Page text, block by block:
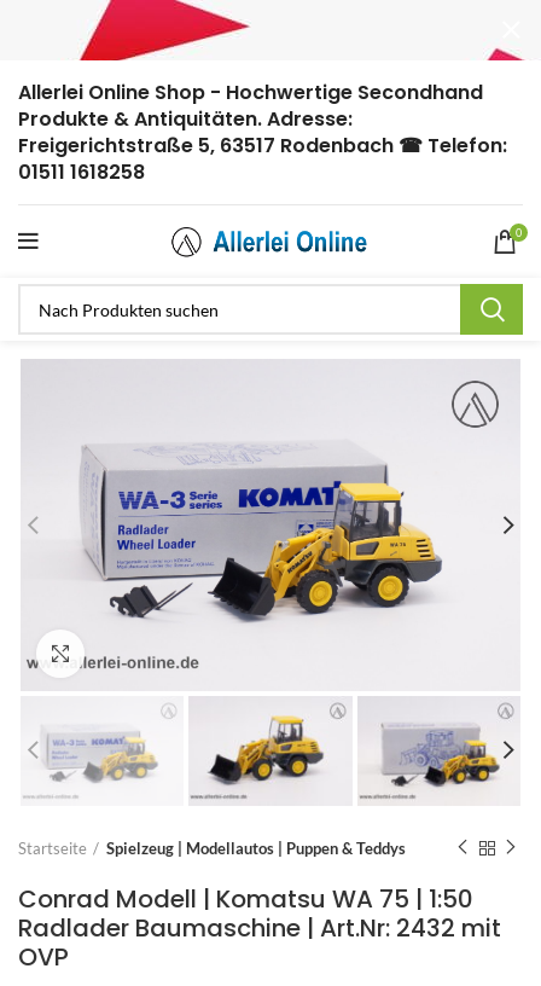
Allerlei Online Shop - Hochwertige Secondhand
Produkte & Antiquitäten. Adresse:
Freigerichtstraße 5, 63517 Rodenbach ☎ Telefon:
01511 1618258
0
Zum Vergrößern anklicken
Startseite Spielzeug | Modellautos | Puppen & Teddys
Conrad Modell | Komatsu WA 75 | 1:50
Radlader Baumaschine | Art.Nr: 2432 mit
OVP